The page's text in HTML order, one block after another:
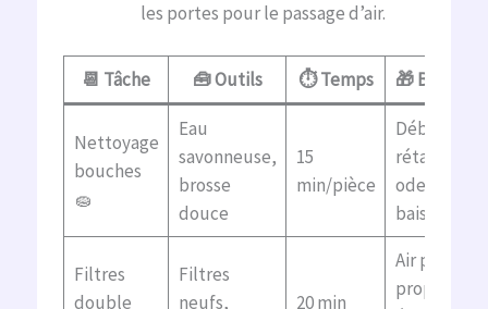
les portes pour le passage d’air.
📆 Tâche 🧰 Outils ⏱️ Temps 🎁 Bénéfice
Nettoyage
bouches
🧽
Eau
savonneuse,
brosse
douce
15
min/pièce
Débit
rétabli,
odeurs en
baisse 🙂
Filtres
double
Filtres
neufs,
20 min
Air plus
propre +